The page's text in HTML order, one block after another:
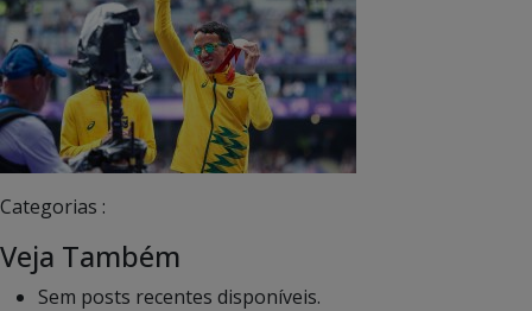
Categorias :
Veja Também
Sem posts recentes disponíveis.